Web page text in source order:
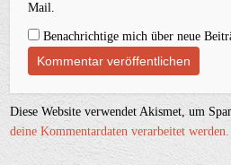
Mail.
Benachrichtige mich über neue
Diese Website verwendet Akismet, um
deine Kommentardaten verarbeitet werden.